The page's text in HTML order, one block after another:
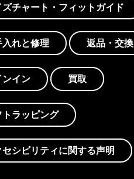
チャート・フィットガイド
入れと修理 返品・交換
ンイン 買取
トラッピング
セシビリティに関する声明